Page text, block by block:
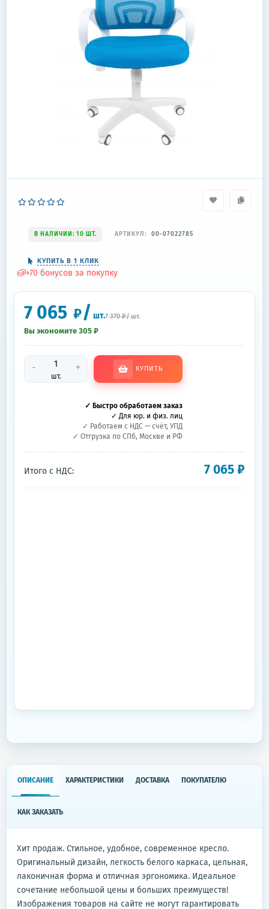
В НАЛИЧИИ: 10 ШТ. АРТИКУЛ: 00-07022785
КУПИТЬ В 1 КЛИК
+70 бонусов за покупку
7 065 ₽/ шт.7 370 ₽/шт.
Вы экономите 305 ₽
-
шт.
+ КУПИТЬ
✓ Быстро обработаем заказ
✓ Для юр. и физ. лиц
✓ Работаем с НДС — счёт, УПД
✓ Отгрузка по СПб, Москве и РФ
Итого с НДС: 7 065₽
ОПИСАНИЕ ХАРАКТЕРИСТИКИ ДОСТАВКА ПОКУПАТЕЛЮ
КАК ЗАКАЗАТЬ
Хит продаж. Стильное, удобное, современное кресло.
Оригинальный дизайн, легкость белого каркаса, цельная,
лаконичная форма и отличная эргономика. Идеальное
сочетание небольшой цены и больших преимуществ!
Изображения товаров на сайте не могут гарантировать